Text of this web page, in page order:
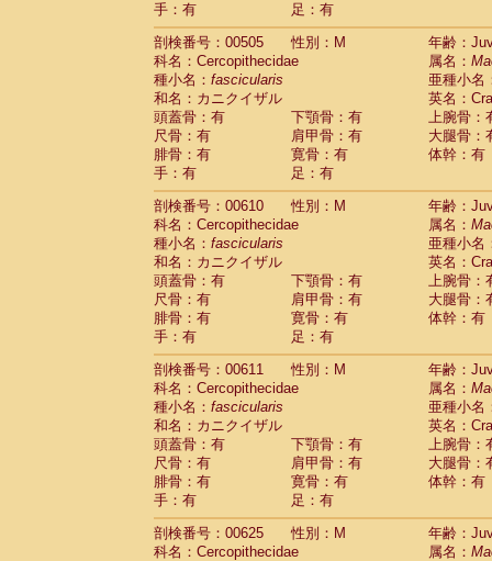
手：有
足：有
剖検番号：00505
性別：M
年齢：
科名：Cercopithecidae
属名：
種小名： fascicularis
亜種小名
和名：カニクイザル
英名：
頭蓋骨：有
下顎骨：有
上腕骨：
尺骨：有
肩甲骨：有
大腿骨：
腓骨：有
寛骨：有
体幹：有
手：有
足：有
剖検番号：00610
性別：M
年齢：
科名：Cercopithecidae
属名：
種小名： fascicularis
亜種小名
和名：カニクイザル
英名：
頭蓋骨：有
下顎骨：有
上腕骨：
尺骨：有
肩甲骨：有
大腿骨：
腓骨：有
寛骨：有
体幹：有
手：有
足：有
剖検番号：00611
性別：M
年齢：
科名：Cercopithecidae
属名：
種小名： fascicularis
亜種小名
和名：カニクイザル
英名：
頭蓋骨：有
下顎骨：有
上腕骨：
尺骨：有
肩甲骨：有
大腿骨：
腓骨：有
寛骨：有
体幹：有
手：有
足：有
剖検番号：00625
性別：M
年齢：
科名：Cercopithecidae
属名：